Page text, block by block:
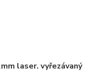
laser. vyřezávaný